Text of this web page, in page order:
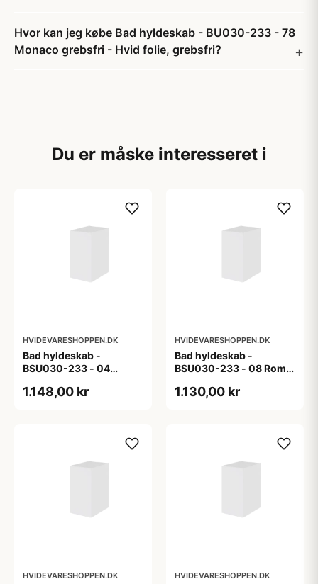
Hvor kan jeg købe Bad hyldeskab - BU030-233 - 78
Monaco grebsfri - Hvid folie, grebsfri?
Du er måske interesseret i
HVIDEVARESHOPPEN.DK
Bad hyldeskab -
BSU030-233 - 04
1.148,00 kr
HVIDEVARESHOPPEN.DK
Bad hyldeskab -
BSU030-233 - 08 Roma
1.130,00 kr
HVIDEVARESHOPPEN.DK HVIDEVARESHOPPEN.DK